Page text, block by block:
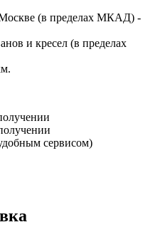
(в пределах МКАД) -
и кресел (в пределах
сервисом)